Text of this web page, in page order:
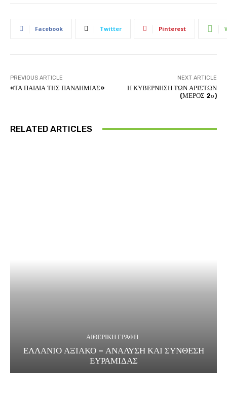
Facebook Twitter Pinterest
PREVIOUS ARTICLE
«ΤΑ ΠΑΙΔΙΑ ΤΗΣ ΠΑΝΔΗΜΙΑΣ»
NEXT ARTICLE
Η ΚΥΒΕΡΝΗΣΗ ΤΩΝ ΑΡΙΣΤΩΝ
(ΜΕΡΟΣ 2ο)
RELATED ARTICLES
ΑΙΘΕΡΙΚΗ ΓΡΑΦΗ
ΕΛΛΑΝΙΟ ΑΞΙΑΚΟ – ΑΝΑΛΥΣΗ ΚΑΙ ΣΥΝΘΕΣΗ
ΕΥΡΑΜΙΔΑΣ